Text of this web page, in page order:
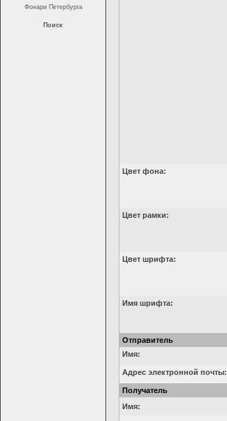
Фонари Петербурга
Поиск
Цвет фона:
Цвет рамки:
Цвет шрифта:
Имя шрифта:
Отправитель
Имя:
Адрес электронной почты:
Получатель
Имя: